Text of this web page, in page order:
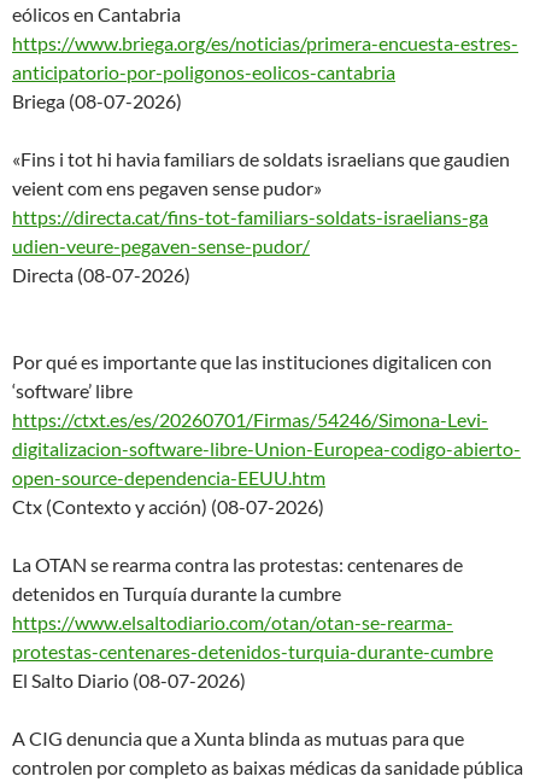
eólicos en Cantabria
https://www.briega.org/es/noticias/primera-encuesta-estres-
anticipatorio-por-poligonos-eolicos-cantabria
Briega (08-07-2026)
«Fins i tot hi havia familiars de soldats israelians que gaudien
veient com ens pegaven sense pudor»
https://directa.cat/fins-tot-familiars-soldats-israelians-ga
udien-veure-pegaven-sense-pudor/
Directa (08-07-2026)
Por qué es importante que las instituciones digitalicen con
‘software’ libre
https://ctxt.es/es/20260701/Firmas/54246/Simona-Levi-
digitalizacion-software-libre-Union-Europea-codigo-abierto-
open-source-dependencia-EEUU.htm
Ctx (Contexto y acción) (08-07-2026)
La OTAN se rearma contra las protestas: centenares de
detenidos en Turquía durante la cumbre
https://www.elsaltodiario.com/otan/otan-se-rearma-
protestas-centenares-detenidos-turquia-durante-cumbre
El Salto Diario (08-07-2026)
A CIG denuncia que a Xunta blinda as mutuas para que
controlen por completo as baixas médicas da sanidade pública